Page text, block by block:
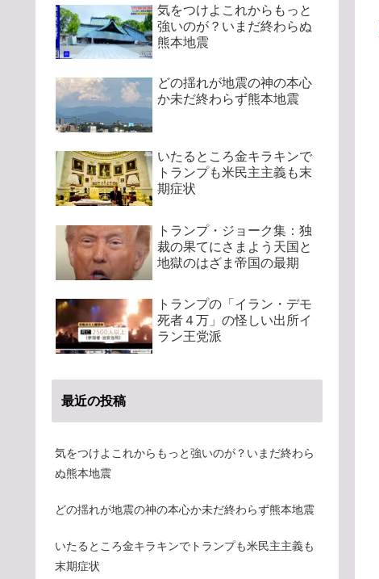
気をつけよこれからもっと
強いのが？いまだ終わらぬ
熊本地震
どの揺れが地震の神の本心
か未だ終わらず熊本地震
いたるところ金キラキンで
トランプも米民主主義も末
期症状
トランプ・ジョーク集：独
裁の果てにさまよう天国と
地獄のはざま帝国の最期
トランプの「イラン・デモ
死者４万」の怪しい出所イ
ラン王党派
最近の投稿
気をつけよこれからもっと強いのが？いまだ終わら
ぬ熊本地震
どの揺れが地震の神の本心か未だ終わらず熊本地震
いたるところ金キラキンでトランプも米民主主義も
末期症状